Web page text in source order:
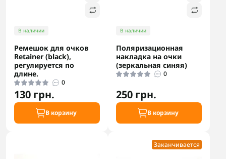
В наличии
Ремешок для очков
Retainer (black),
регулируется по
длине.
0
130 грн.
В корзину
В наличии
Поляризационная
накладка на очки
(зеркальная синяя)
0
250 грн.
В корзину
Заканчивается